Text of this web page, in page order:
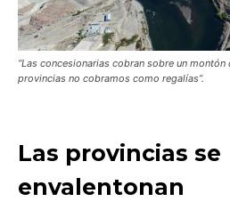
“Las concesionarias cobran sobre un
provincias no cobramos como regalías”.
Las provincias se
envalentonan